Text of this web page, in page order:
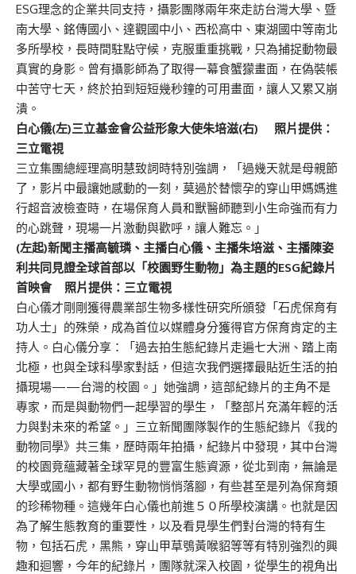
ESG理念的企業共同支持，攝影團隊兩年來走訪台灣大學、暨
南大學、銘傳國小、達觀國中小、西松高中、東湖國中等南北
多所學校，長時間駐點守候，克服重重挑戰，只為捕捉動物最
真實的身影。曾有攝影師為了取得一幕食蟹獴畫面，在偽裝帳
中苦守七天，終於拍到短短幾秒鐘的可用畫面，讓人又累又崩
潰。
白心儀(左)三立基金會公益形象大使朱培滋(右) 照片提供：
三立電視
三立集團總經理高明慧致詞時特別強調，「過幾天就是母親節
了，影片中最讓她感動的一刻，莫過於替懷孕的穿山甲媽媽進
行超音波檢查時，在場保育人員和獸醫師聽到小生命強而有力
的心跳聲，現場一片激動與歡呼，讓人難忘。」
(左起)新聞主播高毓璘、主播白心儀、主播朱培滋、主播陳姿
利共同見證全球首部以「校園野生動物」為主題的ESG紀錄片
首映會 照片提供：三立電視
白心儀才剛剛獲得農業部生物多樣性研究所頒發「石虎保育有
功人士」的殊榮，成為首位以媒體身分獲得官方保育肯定的主
持人。白心儀分享：「過去拍生態紀錄片走遍七大洲、踏上南
北極，也與全球科學家對話，但這次我們選擇最貼近生活的拍
攝現場——台灣的校園。」她強調，這部紀錄片的主角不是
專家，而是與動物們一起學習的學生，「整部片充滿年輕的活
力與對未來的希望。」三立新聞團隊製作的生態紀錄片《我的
動物同學》共三集，歷時兩年拍攝，紀錄片中發現，其中台灣
的校園竟蘊藏著全球罕見的豐富生態資源，從北到南，無論是
大學或國小，都有野生動物悄悄落腳，有些甚至是列為保育類
的珍稀物種。這幾年白心儀也前進５０所學校演講。也就是因
為了解生態教育的重要性，以及看見學生們對台灣的特有生
物，包括石虎，黑熊，穿山甲草鴞黃喉貂等等有特別強烈的興
趣和迴響，今年的紀錄片，團隊就深入校園，從學生的視角出